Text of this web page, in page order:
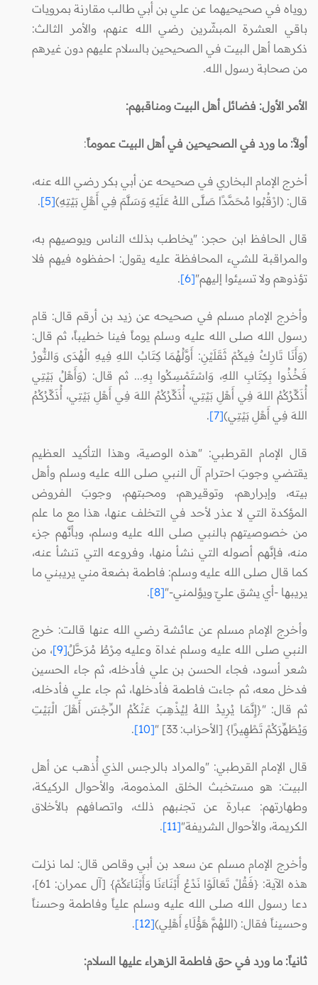
روياه في صحيحيهما عن علي بن أبي طالب مقارنة بمرويات
باقي العشرة المبشّرين رضي الله عنهم، والأمر الثالث:
ذكرهما أهل البيت في الصحيحين بالسلام عليهم دون غيرهم
من صحابة رسول الله.
الأمر الأول: فضائل أهل البيت ومناقبهم:
أولاً: ما ورد في الصحيحين في أهل البيت عموماً:
أخرج الإمام البخاري في صحيحه عن أبي بكر رضي الله عنه،
قال: (ارْقُبُوا مُحَمَّدًا صَلَّى اللهُ عَلَيْهِ وَسَلَّمَ فِي أَهْلِ بَيْتِهِ)[5]
.
قال الحافظ ابن حجر: "يخاطب بذلك الناس ويوصيهم به،
والمراقبة للشيء المحافظة عليه يقول: احفظوه فيهم فلا
تؤذوهم ولا تسيئوا إليهم"[6]
.
وأخرج الإمام مسلم في صحيحه عن زيد بن أرقم قال: قام
رسول الله صلى الله عليه وسلم يوماً فينا خطيباً، ثم قال:
(وَأَنَا تَارِكٌ فِيكُمْ ثَقَلَيْنِ: أَوَّلُهُمَا كِتَابُ اللهِ فِيهِ الْهُدَى وَالنُّورُ
فَخُذُوا بِكِتَابِ اللهِ، وَاسْتَمْسِكُوا بِهِ... ثم قال: (وَأَهْلُ بَيْتِي
أُذَكِّرُكُمُ اللهَ فِي أَهْلِ بَيْتِي، أُذَكِّرُكُمُ اللهَ فِي أَهْلِ بَيْتِي، أُذَكِّرُكُمُ
اللهَ فِي أَهْلِ بَيْتِي)[7]
.
قال الإمام القرطبي: "هذه الوصية، وهذا التأكيد العظيم
يقتضي وجوبَ احترام آل النبي صلى الله عليه وسلم وأهل
بيته، وإبرارهم، وتوقيرهم، ومحبتهم، وجوبَ الفروض
المؤكدة التي لا عذر لأحد في التخلف عنها، هذا مع ما علم
من خصوصيتهم بالنبي صلى الله عليه وسلم، وبأنَّهم جزء
منه، فإنَّهم أصوله التي نشأ منها، وفروعه التي تنشأ عنه،
كما قال صلى الله عليه وسلم: فاطمة بضعة مني يريبني ما
يريبها -أي يشق عليّ ويؤلمني-"[8]
.
وأخرج الإمام مسلم عن عائشة رضي الله عنها قالت: خرج
النبي صلى الله عليه وسلم غداة وعليه مِرْطٌ مُرَحَّلٌ[9]
، من
شعر أسود، فجاء الحسن بن علي فأدخله، ثم جاء الحسين
فدخل معه، ثم جاءت فاطمة فأدخلها، ثم جاء علي فأدخله،
ثم قال: "{إِنَّمَا يُرِيدُ اللهُ لِيُذْهِبَ عَنْكُمُ الرِّجْسَ أَهْلَ الْبَيْتِ
وَيُطَهِّرَكُمْ تَطْهِيرًا} [الأحزاب: 33] "
[10]
.
قال الإمام القرطبي: "والمراد بالرجس الذي أُذهب عن أهل
البيت: هو مستخبث الخلق المذمومة، والأحوال الركيكة،
وطهارتهم: عبارة عن تجنبهم ذلك، واتصافهم بالأخلاق
الكريمة، والأحوال الشريفة"[11]
.
وأخرج الإمام مسلم عن سعد بن أبي وقاص قال: لما نزلت
هذه الآية: {فَقُلْ تَعَالَوْا نَدْعُ أَبْنَاءَنَا وَأَبْنَاءَكُمْ} [آل عمران: 61]،
دعا رسول الله صلى الله عليه وسلم علياً وفاطمة وحسناً
وحسيناً فقال: (اللهُمَّ هَؤُلَاءِ أَهْلِي)[12]
.
ثانياً: ما ورد في حق فاطمة الزهراء عليها السلام: